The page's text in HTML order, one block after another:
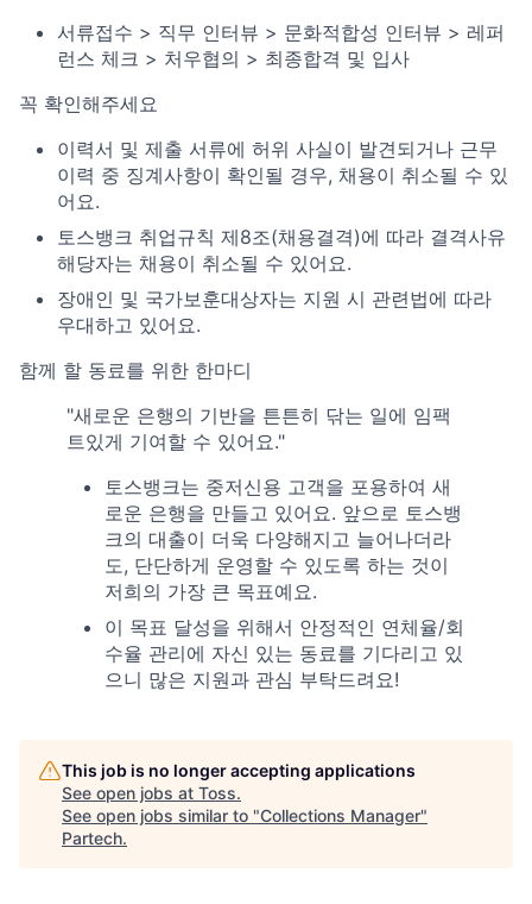
서류접수 > 직무 인터뷰 > 문화적합성 인터뷰 > 레퍼
런스 체크 > 처우협의 > 최종합격 및 입사
꼭 확인해주세요
이력서 및 제출 서류에 허위 사실이 발견되거나 근무
이력 중 징계사항이 확인될 경우, 채용이 취소될 수 있
어요.
토스뱅크 취업규칙 제8조(채용결격)에 따라 결격사유
해당자는 채용이 취소될 수 있어요.
장애인 및 국가보훈대상자는 지원 시 관련법에 따라
우대하고 있어요.
함께 할 동료를 위한 한마디
"새로운 은행의 기반을 튼튼히 닦는 일에 임팩
트있게 기여할 수 있어요."
토스뱅크는 중저신용 고객을 포용하여 새
로운 은행을 만들고 있어요. 앞으로 토스뱅
크의 대출이 더욱 다양해지고 늘어나더라
도, 단단하게 운영할 수 있도록 하는 것이
저희의 가장 큰 목표예요.
이 목표 달성을 위해서 안정적인 연체율/회
수율 관리에 자신 있는 동료를 기다리고 있
으니 많은 지원과 관심 부탁드려요!
This job is no longer accepting applications
See open jobs at Toss.
See open jobs similar to "Collections Manager"
Partech.